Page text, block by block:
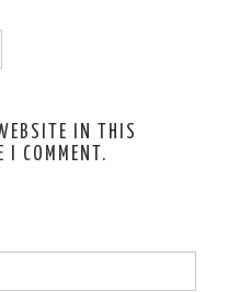
IN THIS
I COMMENT.